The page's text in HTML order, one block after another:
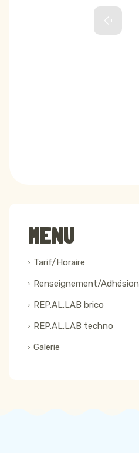
MENU
Tarif/Horaire
Renseignement/Adhésion
REP.AL.LAB brico
REP.AL.LAB techno
Galerie